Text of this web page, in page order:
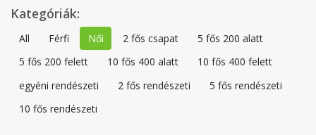
Kategóriák:
All Férfi Női 2 fős csapat
5 fős 200 alatt
5 fős 200 felett
10 fős 400 alatt
10 fős 400 felett
egyéni rendészeti
2 fős rendészeti
5 fős rendészeti
10 fős rendészeti